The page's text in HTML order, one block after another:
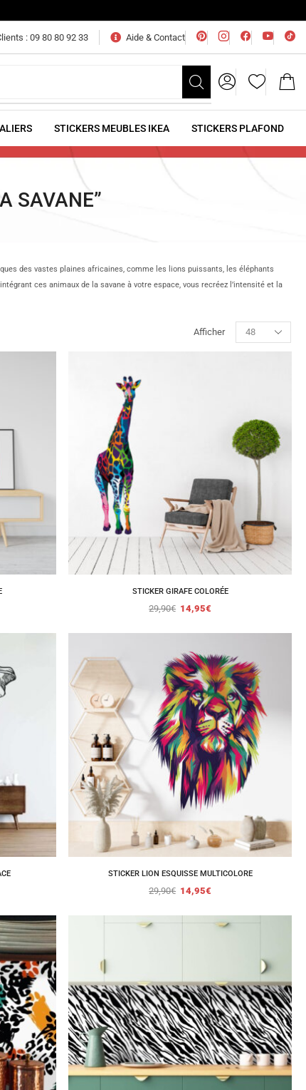
: 09 80 80 92 33 Aide & Contact
STICKERS MEUBLES IKEA STICKERS PLAFOND
SAVANE”
des vastes plaines africaines, comme les lions puissants, les éléphants
ces animaux de la savane à votre espace, vous recréez l’intensité et la
Afficher
STICKER GIRAFE COLORÉE
29,90€ 14,95€
STICKER LION ESQUISSE MULTICOLORE
29,90€ 14,95€